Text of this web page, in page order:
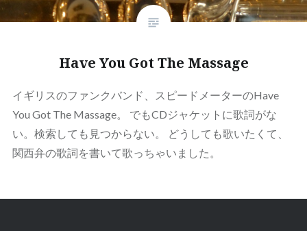
Have You Got The Massage
イギリスのファンクバンド、スピードメーターのHave
You Got The Massage。 でもCDジャケットに歌詞がな
い。検索しても見つからない。 どうしても歌いたくて、
関西弁の歌詞を書いて歌っちゃいました。